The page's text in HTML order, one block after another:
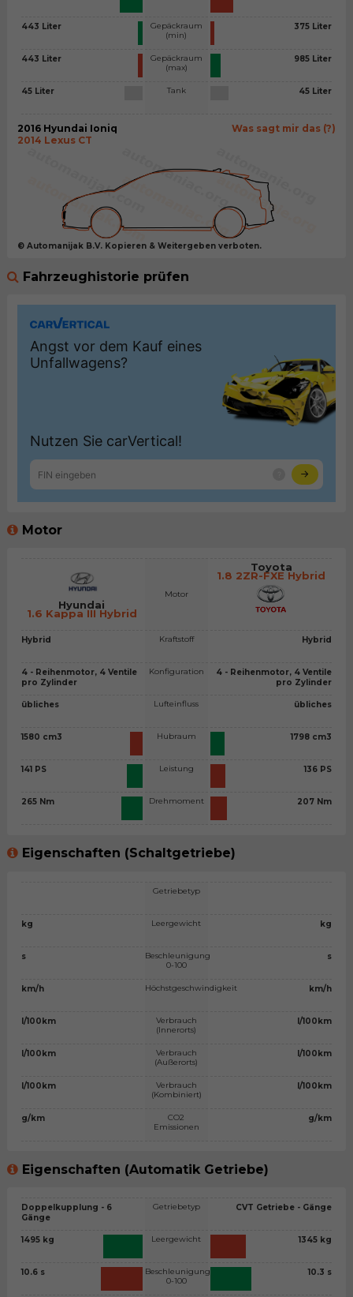
443 Liter
443 Liter
45 Liter
Gepäckraum
(min)
Gepäckraum
(max)
Tank
375 Liter
985 Liter
45 Liter
Was sagt mir das (?)
2016 Hyundai Ioniq
2014 Lexus CT
© Automanijak B.V. Kopieren & Weitergeben verboten.
Fahrzeughistorie prüfen
Motor
Hyundai
1.6 Kappa III Hybrid
Hybrid
4 - Reihenmotor, 4 Ventile
pro Zylinder
übliches
1580 cm3
141 PS
265 Nm
Motor
Kraftstoff
Konfiguration
Lufteinfluss
Hubraum
Leistung
Drehmoment
Toyota
1.8 2ZR-FXE Hybrid
Hybrid
4 - Reihenmotor, 4 Ventile
pro Zylinder
übliches
1798 cm3
136 PS
207 Nm
Eigenschaften (Schaltgetriebe)
kg
s
km/h
l/100km
l/100km
l/100km
g/km
Getriebetyp
Leergewicht
Beschleunigung
0-100
Höchstgeschwindigkeit
Verbrauch
(Innerorts)
Verbrauch
(Außerorts)
Verbrauch
(Kombiniert)
CO2
Emissionen
kg
s
km/h
l/100km
l/100km
l/100km
g/km
Eigenschaften (Automatik Getriebe)
Doppelkupplung - 6
Gänge
1495 kg
10.6 s
Getriebetyp
Leergewicht
Beschleunigung
0-100
CVT Getriebe - Gänge
1345 kg
10.3 s